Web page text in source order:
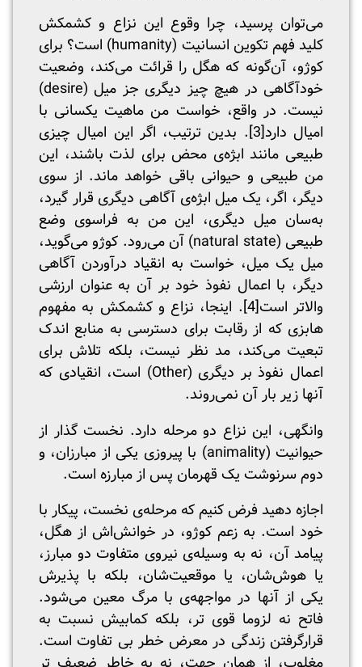
می‌توان پرسید، چرا وقوع این نزاع و کشمکش
کلید فهم تکوین انسانیت (humanity) است؟ برای
کوژو، آن‌گونه که هگل را قرائت می‌کند، وضعیت
خودآگاهی در هیچ چیز دیگری جز میل (desire)
نیست. در واقع، خواست من ماهیت یکسانی با
امیال دارد[3]
. بدین ترتیب، اگر این امیال چیزی
طبیعی مانند ابژه‌ی محض برای لذت باشند، این
من طبیعی و حیوانی باقی خواهد ماند. از سوی
دیگر، اگر، یک میل ابژه‌ی آگاهی دیگری قرار گیرد،
به‌سان میل دیگری، این من به فراسوی وضع
طبیعی (natural state) آن می‌رود. کوژو می‌گوید،
میل یک میل، خواست به انقیاد درآوردن آگاهی
دیگر، با اعمال نفوذ خود بر آن به عنوان ارزشی
والاتر است[4]
. اینجا، نزاع و کشمکش به مفهوم
هابزی که از رقابت برای دسترسی به منابع اندک
تبعیت می‌کند، مد نظر نیست، بلکه تلاش برای
اعمال نفوذ بر دیگری (Other) است، انقیادی که
آنها زیر بار آن نمی‌روند.
وانگهی، این نزاع دو مرحله دارد. نخست گذار از
حیوانیت (animality) با پیروزی یکی از مبارزان، و
دوم سرنوشت یک قهرمان پس از مبارزه است.
اجازه دهید فرض کنیم که مرحله‌ی نخست، پیکار با
خود است. به زعم کوژو، در خوانش‌اش از هگل،
پیامد آن، نه به وسیله‌ی نیروی متفاوت دو مبارز،
یا هوش‌شان، یا موقعیت‌شان، بلکه با پذیرش
یکی از آنها در مواجهه‌ی با مرگ معین می‌شود.
فاتح نه لزوما قوی تر، بلکه کمابیش نسبت به
قرارگرفتن زندگی در معرض خطر بی تفاوت است.